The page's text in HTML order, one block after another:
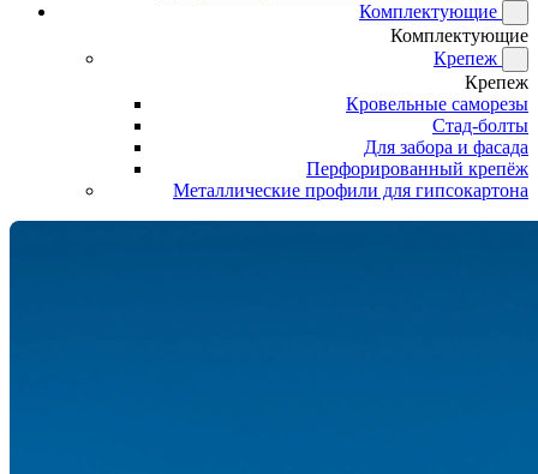
Комплектующие
Комплектующие
Крепеж
Крепеж
Кровельные саморезы
Стад-болты
Для забора и фасада
Перфорированный крепёж
Металлические профили для гипсокартона